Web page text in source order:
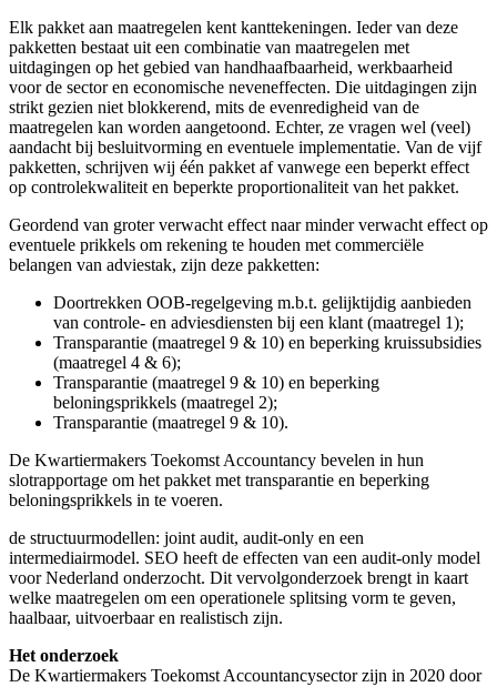
Elk pakket aan maatregelen kent kanttekeningen. Ieder van deze
pakketten bestaat uit een combinatie van maatregelen met
uitdagingen op het gebied van handhaafbaarheid, werkbaarheid
voor de sector en economische neveneffecten. Die uitdagingen zijn
strikt gezien niet blokkerend, mits de evenredigheid van de
maatregelen kan worden aangetoond. Echter, ze vragen wel (veel)
aandacht bij besluitvorming en eventuele implementatie. Van de vijf
pakketten, schrijven wij één pakket af vanwege een beperkt effect
op controlekwaliteit en beperkte proportionaliteit van het pakket.
Geordend van groter verwacht effect naar minder verwacht effect op
eventuele prikkels om rekening te houden met commerciële
belangen van adviestak, zijn deze pakketten:
Doortrekken OOB-regelgeving m.b.t. gelijktijdig aanbieden
van controle- en adviesdiensten bij een klant (maatregel 1);
Transparantie (maatregel 9 & 10) en beperking kruissubsidies
(maatregel 4 & 6);
Transparantie (maatregel 9 & 10) en beperking
beloningsprikkels (maatregel 2);
Transparantie (maatregel 9 & 10).
De Kwartiermakers Toekomst Accountancy bevelen in hun
slotrapportage om het pakket met transparantie en beperking
beloningsprikkels in te voeren.
de structuurmodellen: joint audit, audit-only en een
intermediairmodel. SEO heeft de effecten van een audit-only model
voor Nederland onderzocht. Dit vervolgonderzoek brengt in kaart
welke maatregelen om een operationele splitsing vorm te geven,
haalbaar, uitvoerbaar en realistisch zijn.
Het onderzoek
De Kwartiermakers Toekomst Accountancysector zijn in 2020 door